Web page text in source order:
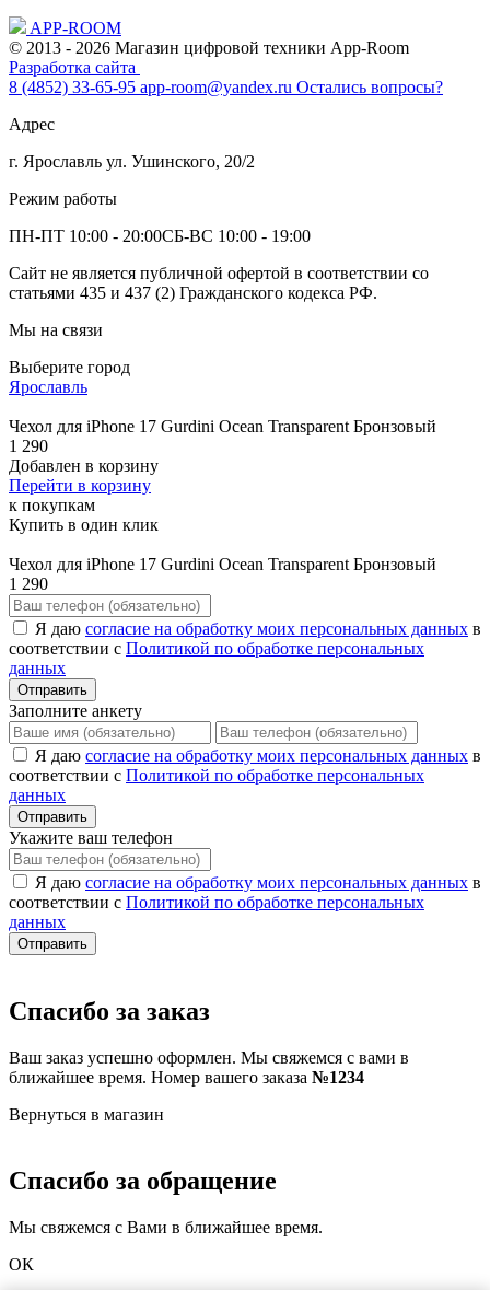
APP-ROOM
© 2013 - 2026 Магазин цифровой техники App-Room
Разработка сайта
8 (4852) 33-65-95 app-room@yandex.ru Остались вопросы?
Адрес
г. Ярославль ул. Ушинского, 20/2
Режим работы
ПН-ПТ 10:00 - 20:00СБ-ВС 10:00 - 19:00
Сайт не является публичной офертой в соответствии со
статьями 435 и 437 (2) Гражданского кодекса РФ.
Мы на связи
Выберите город
Ярославль
Чехол для iPhone 17 Gurdini Ocean Transparent Бронзовый
1 290
Добавлен в корзину
Перейти в корзину
к покупкам
Купить в один клик
Чехол для iPhone 17 Gurdini Ocean Transparent Бронзовый
1 290
Я даю согласие на обработку моих персональных данных в
соответствии с Политикой по обработке персональных
данных
Отправить
Заполните анкету
Я даю согласие на обработку моих персональных данных в
соответствии с Политикой по обработке персональных
данных
Отправить
Укажите ваш телефон
Я даю согласие на обработку моих персональных данных в
соответствии с Политикой по обработке персональных
данных
Отправить
Спасибо за заказ
Ваш заказ успешно оформлен. Мы свяжемся с вами в
ближайшее время. Номер вашего заказа №1234
Вернуться в магазин
Спасибо за обращение
Мы свяжемся с Вами в ближайшее время.
ОК